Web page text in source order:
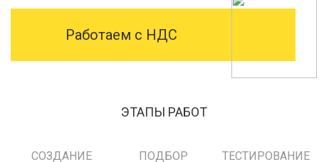
Работаем с НДС
ЭТАПЫ РАБОТ
СОЗДАНИЕ
ПОДБОР
ТЕСТИРОВАНИЕ